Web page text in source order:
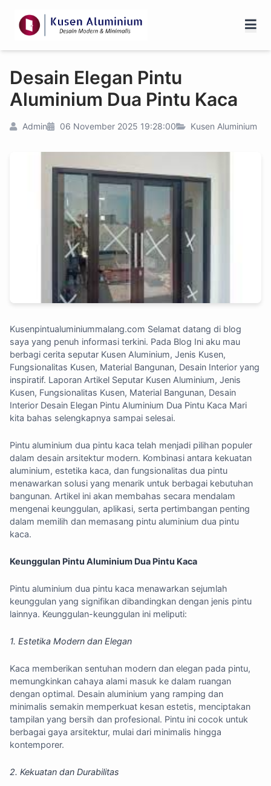
Desain Elegan Pintu
Aluminium Dua Pintu Kaca
Admin 06 November 2025 19:28:00 Kusen Aluminium
Kusenpintualuminiummalang.com Selamat datang di blog
saya yang penuh informasi terkini. Pada Blog Ini aku mau
berbagi cerita seputar Kusen Aluminium, Jenis Kusen,
Fungsionalitas Kusen, Material Bangunan, Desain Interior yang
inspiratif. Laporan Artikel Seputar Kusen Aluminium, Jenis
Kusen, Fungsionalitas Kusen, Material Bangunan, Desain
Interior Desain Elegan Pintu Aluminium Dua Pintu Kaca Mari
kita bahas selengkapnya sampai selesai.
Pintu aluminium dua pintu kaca telah menjadi pilihan populer
dalam desain arsitektur modern. Kombinasi antara kekuatan
aluminium, estetika kaca, dan fungsionalitas dua pintu
menawarkan solusi yang menarik untuk berbagai kebutuhan
bangunan. Artikel ini akan membahas secara mendalam
mengenai keunggulan, aplikasi, serta pertimbangan penting
dalam memilih dan memasang pintu aluminium dua pintu
kaca.
Keunggulan Pintu Aluminium Dua Pintu Kaca
Pintu aluminium dua pintu kaca menawarkan sejumlah
keunggulan yang signifikan dibandingkan dengan jenis pintu
lainnya. Keunggulan-keunggulan ini meliputi:
1. Estetika Modern dan Elegan
Kaca memberikan sentuhan modern dan elegan pada pintu,
memungkinkan cahaya alami masuk ke dalam ruangan
dengan optimal. Desain aluminium yang ramping dan
minimalis semakin memperkuat kesan estetis, menciptakan
tampilan yang bersih dan profesional. Pintu ini cocok untuk
berbagai gaya arsitektur, mulai dari minimalis hingga
kontemporer.
2. Kekuatan dan Durabilitas